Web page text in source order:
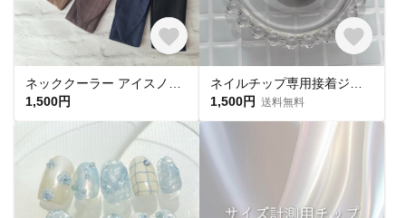
1,500円
1,500円 送料無料